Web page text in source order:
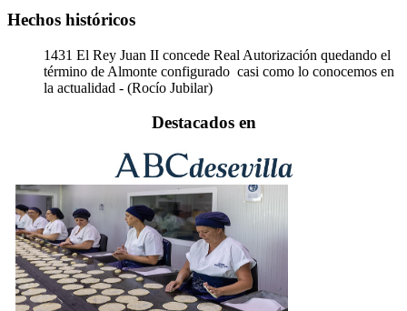
Hechos históricos
1431 El Rey Juan II concede Real Autorización quedando el
término de Almonte configurado casi como lo conocemos en
la actualidad - (Rocío Jubilar)
Destacados en